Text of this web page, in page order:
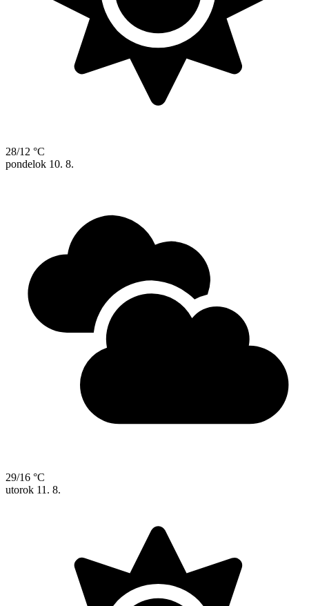
28/12 °C
pondelok 10. 8.
29/16 °C
utorok 11. 8.